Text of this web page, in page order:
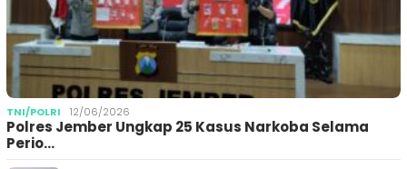
TNI/POLRI 12/06/2026
Polres Jember Ungkap 25 Kasus Narkoba Selama
Perio…